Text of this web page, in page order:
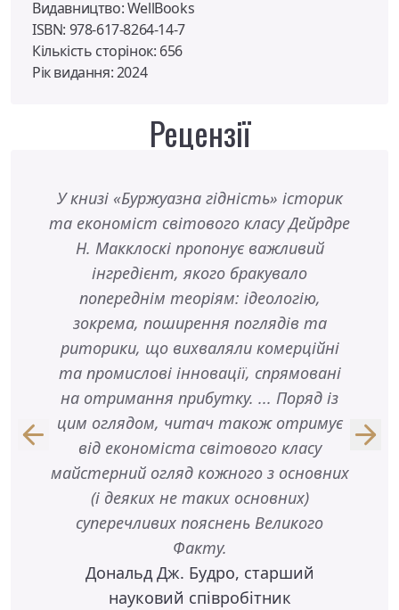
Видавництво: WellBooks
ISBN: 978-617-8264-14-7
Кількість сторінок: 656
Рік видання: 2024
Рецензії
У книзі «Буржуазна гідність» історик
та економіст світового класу Дейрдре
Н. Макклоскі пропонує важливий
інгредієнт, якого бракувало
попереднім теоріям: ідеологію,
зокрема, поширення поглядів та
риторики, що вихваляли комерційні
та промислові інновації, спрямовані
на отримання прибутку. ... Поряд із
цим оглядом, читач також отримує
від економіста світового класу
майстерний огляд кожного з основних
(і деяких не таких основних)
суперечливих пояснень Великого
Факту.
Дональд Дж. Будро, старший
науковий співробітник